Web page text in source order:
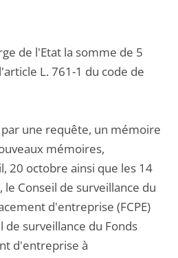
de l'Etat la somme de 5
L. 761-1 du code de
par une requête, un mémoire
mémoires,
20 octobre ainsi que les 14
Conseil de surveillance du
d'entreprise (FCPE)
de surveillance du Fonds
d'entreprise à